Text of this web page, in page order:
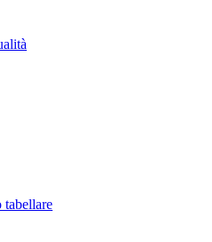
tabellare